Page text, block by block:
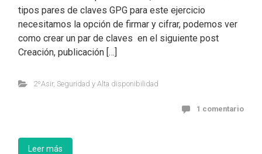
tipos pares de claves GPG para este ejercicio
necesitamos la opción de firmar y cifrar, podemos ver
como crear un par de claves en el siguiente post
Creación, publicación […]
2ºAsir, Seguridad y Alta disponibilidad
1 comentario
Leer más